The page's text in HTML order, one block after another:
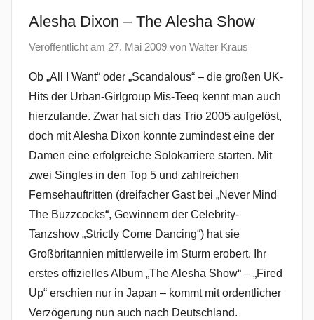
Alesha Dixon – The Alesha Show
Veröffentlicht am 27. Mai 2009 von Walter Kraus
Ob „All I Want“ oder „Scandalous“ – die großen UK-
Hits der Urban-Girlgroup Mis-Teeq kennt man auch
hierzulande. Zwar hat sich das Trio 2005 aufgelöst,
doch mit Alesha Dixon konnte zumindest eine der
Damen eine erfolgreiche Solokarriere starten. Mit
zwei Singles in den Top 5 und zahlreichen
Fernsehauftritten (dreifacher Gast bei „Never Mind
The Buzzcocks“, Gewinnern der Celebrity-
Tanzshow „Strictly Come Dancing“) hat sie
Großbritannien mittlerweile im Sturm erobert. Ihr
erstes offizielles Album „The Alesha Show“ – „Fired
Up“ erschien nur in Japan – kommt mit ordentlicher
Verzögerung nun auch nach Deutschland.